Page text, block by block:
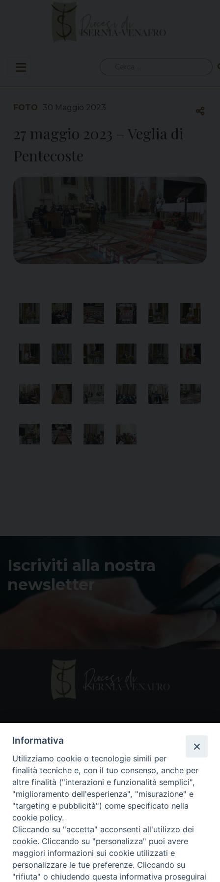
per:
FOTO 30 Maggio 2023
27 maggio 2023 – Veglia di
Pentecoste
Iscriviti alla nostra
newsletter
86170 Isernia
086550849
segreteria@diocesiiserniavenafro.it
I nostri social
Copyright © 2018 - Diocesi di Isernia-Venafro (C.F.
90008750946). Riproduzione solo con permesso.
Tutti i diritti sono riservati
Informativa
Utilizziamo cookie o tecnologie simili per
finalità tecniche e, con il tuo consenso, anche per
altre finalità ("interazioni e funzionalità semplici",
"miglioramento dell'esperienza", "misurazione" e
"targeting e pubblicità") come specificato nella
cookie policy.
Cliccando su "accetta" acconsenti all'utilizzo dei
cookie. Cliccando su "personalizza" puoi avere
maggiori informazioni sui cookie utilizzati e
personalizzare le tue preferenze. Cliccando su
"rifiuta" o chiudendo questa informativa proseguirai